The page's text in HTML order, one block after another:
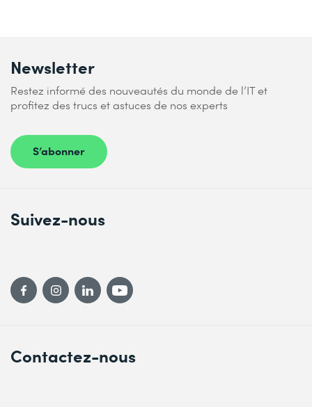
Newsletter
Restez informé des nouveautés du monde de l’IT et
profitez des trucs et astuces de nos experts
S’abonner
Contactez-nous
Suivez-nous